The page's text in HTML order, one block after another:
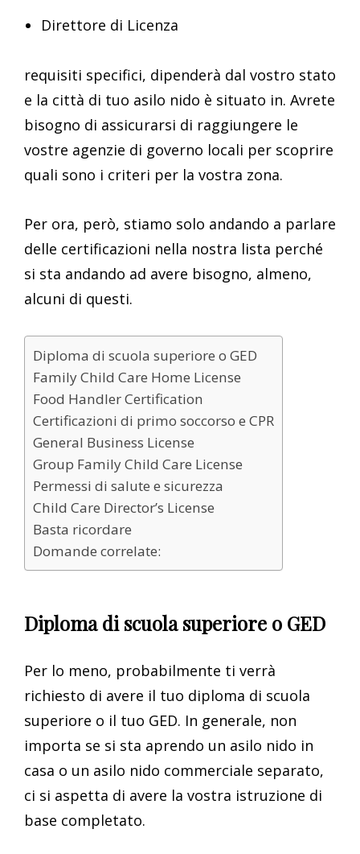
Direttore di Licenza
requisiti specifici, dipenderà dal vostro stato
e la città di tuo asilo nido è situato in. Avrete
bisogno di assicurarsi di raggiungere le
vostre agenzie di governo locali per scoprire
quali sono i criteri per la vostra zona.
Per ora, però, stiamo solo andando a parlare
delle certificazioni nella nostra lista perché
si sta andando ad avere bisogno, almeno,
alcuni di questi.
Diploma di scuola superiore o GED
Family Child Care Home License
Food Handler Certification
Certificazioni di primo soccorso e CPR
General Business License
Group Family Child Care License
Permessi di salute e sicurezza
Child Care Director’s License
Basta ricordare
Domande correlate:
Diploma di scuola superiore o GED
Per lo meno, probabilmente ti verrà
richiesto di avere il tuo diploma di scuola
superiore o il tuo GED. In generale, non
importa se si sta aprendo un asilo nido in
casa o un asilo nido commerciale separato,
ci si aspetta di avere la vostra istruzione di
base completato.